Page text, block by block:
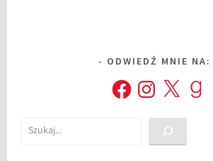
ODWIEDŹ MNIE NA:
FacebookInstagram
X
Szukaj